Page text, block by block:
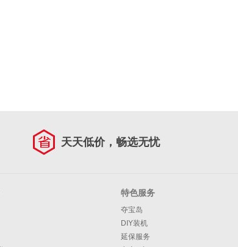
天天低价，畅选无忧
特色服务
夺宝岛
DIY装机
延保服务